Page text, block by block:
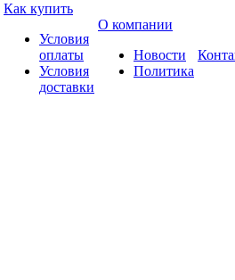
Как купить
Условия
оплаты
Условия
доставки
О компании
Новости
Политика